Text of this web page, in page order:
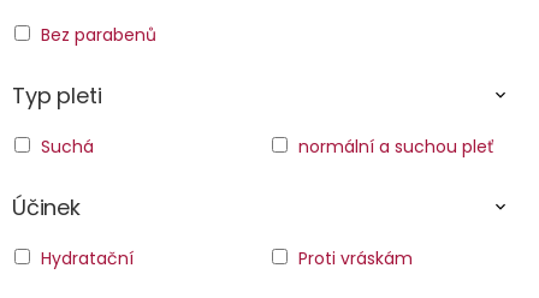
Bez parabenů
Typ pleti
Suchá normální a suchou pleť
Účinek
Hydratační Proti vráskám